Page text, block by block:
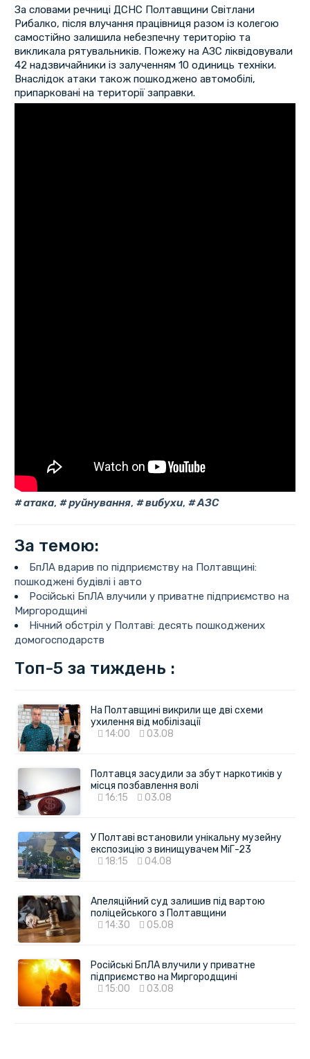
За словами речниці ДСНС Полтавщини Світлани
Рибалко, після влучання працівниця разом із колегою
самостійно залишила небезпечну територію та
викликала рятувальників. Пожежу на АЗС ліквідовували
42 надзвичайники із залученням 10 одиниць техніки.
Внаслідок атаки також пошкоджено автомобілі,
припарковані на території заправки.
атака, руйнування, вибухи, АЗС
За темою:
БпЛА вдарив по підприємству на Полтавщині:
пошкоджені будівлі і авто
Російські БпЛА влучили у приватне підприємство на
Миргородщині
Нічний обстріл у Полтаві: десять пошкоджених
домогосподарств
Топ-5 за тиждень :
На Полтавщині викрили ще дві схеми
ухилення від мобілізації
14:00
03.08
Полтавця засудили за збут наркотиків у
місця позбавлення волі
16:15
03.08
У Полтаві встановили унікальну музейну
експозицію з винищувачем МіГ-23
18:15
04.08
Апеляційний суд залишив під вартою
поліцейського з Полтавщини
14:30
05.08
Російські БпЛА влучили у приватне
підприємство на Миргородщині
15:00
03.08